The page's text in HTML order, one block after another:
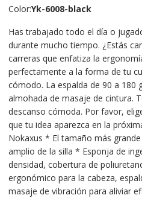
Color:Yk-6008-black
Has trabajado todo el día o
durante mucho tiempo. ¿Estás
carreras que enfatiza la
perfectamente a la forma de tu
cómodo. La espalda de 90 a 180
almohada de masaje de cintura.
descanso cómoda. Por favor,
que tu idea aparezca en la
Nokaxus * El tamaño más
amplio de la silla * Esponja de
densidad, cobertura de
ergonómico para la cabeza,
masaje de vibración para aliviar